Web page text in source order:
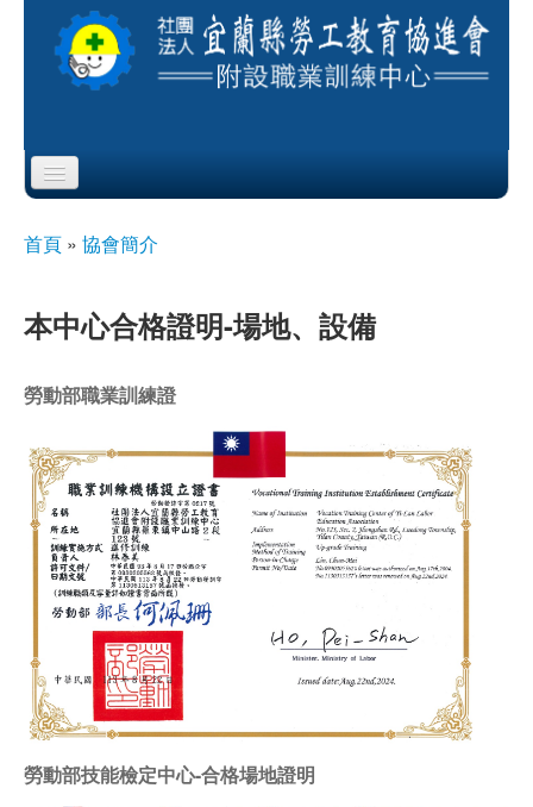
Skip to content
Skip to navigation
服務項目
公布欄
課程公告
即測即評
職安測驗
交通位置
線上報名
反應信箱
您在這裡
首頁 » 協會簡介
本中心合格證明-場地、設備
勞動部職業訓練證
勞動部技能檢定中心-合格場地證明